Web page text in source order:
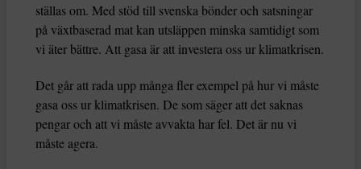
ställas om. Med stöd till svenska bönder och satsningar
på växtbaserad mat kan utsläppen minska samtidigt som
vi äter bättre. Att gasa är att investera oss ur klimatkrisen.
Det går att rada upp många fler exempel på hur vi måste
gasa oss ur klimatkrisen. De som säger att det saknas
pengar och att vi måste avvakta har fel. Det är nu vi
måste agera.